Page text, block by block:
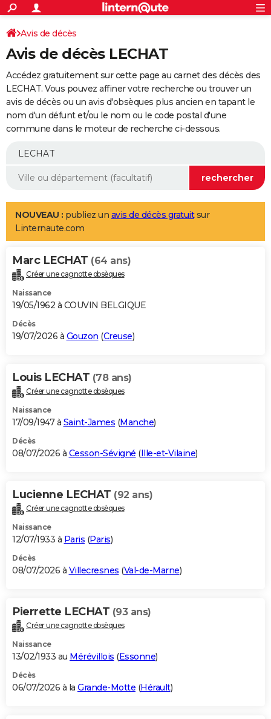
ACTUALITÉS
Politique
Société
Faits Divers
Education
Monde
Villes
+
SPORT
Coupe du monde 2026
Football
Tennis
Cyclisme
Rugby
Forum
Programme TV
TNTStreaming
Cinéma
Sorties cinéma
Musique
+FINANCE
Retraite
Epargne
Immobilier
Risques naturels par ville
Banque
Assurance
AUTO
Essais
Réserver un essai
Citadines
Berlines
SUV
Forum auto
+
Mobiles
Meilleur smartphone
Internet
Ordinateurs
Jeux vidéo
Guide high-tech
Aménagement intérieur
LIFESTYLE
Art de vivre
Bien-être
Loisirs
Mode
Modes de vie
Alimentation
Guide de la santé
Maladies
Médicaments
Sommeil
VOYAGE
Destinations
City break
Voyage nature
Voyage de noces
Forum
Climat
+PHOTO
GUIDES D'ACHAT
BONS PLANS
Carte de Noël
Carte Bonne année
Carte Saint-Valentin
Carte Pâques
Carte d'anniversaire
DICTIONNAIRE
Dictionnaire
Biographies
Citations
Expressions
Proverbes
PROGRAMME TV
S'inscrire
Se connecter
Lycées
Collèges
Primaires
Universités
Entreprises
Service militaire
Avis de recherche
AVIS DE DÉCÈS
Bricolage
Lifestyle
Culture
Sport
Auto
Television
Voyage
Cinema
Avis de décès
Avis de décès LECHAT
Accédez gratuitement sur cette page au carnet des décès des
LECHAT. Vous pouvez affiner votre recherche ou trouver un
avis de décès ou un avis d'obsèques plus ancien en tapant le
nom d'un défunt et/ou le nom ou le code postal d'une
commune dans le moteur de recherche ci-dessous.
NOUVEAU : publiez un avis de décès gratuitsur
Linternaute.com
Marc LECHAT (64 ans)
Créer une cagnotte obsèques
Naissance
19/05/1962 à COUVIN BELGIQUE
Décès
19/07/2026 à Gouzon (Creuse)
Louis LECHAT (78 ans)
Créer une cagnotte obsèques
Naissance
17/09/1947 à Saint-James (Manche)
Décès
08/07/2026 à Cesson-Sévigné (Ille-et-Vilaine)
Lucienne LECHAT (92 ans)
Créer une cagnotte obsèques
Naissance
12/07/1933 à Paris (Paris)
Décès
08/07/2026 à Villecresnes (Val-de-Marne)
Pierrette LECHAT (93 ans)
Créer une cagnotte obsèques
Naissance
13/02/1933 au Mérévillois (Essonne)
Décès
06/07/2026 à la Grande-Motte (Hérault)